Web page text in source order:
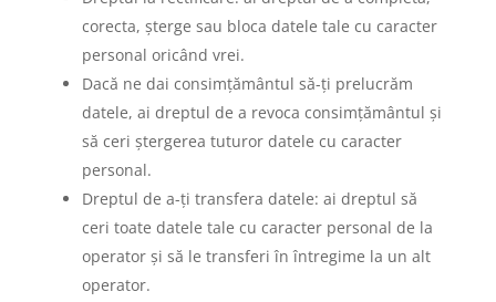
corecta, șterge sau bloca datele tale cu caracter
personal oricând vrei.
Dacă ne dai consimțământul să-ți prelucrăm
datele, ai dreptul de a revoca consimțământul și
să ceri ștergerea tuturor datele cu caracter
personal.
Dreptul de a-ți transfera datele: ai dreptul să
ceri toate datele tale cu caracter personal de la
operator și să le transferi în întregime la un alt
operator.